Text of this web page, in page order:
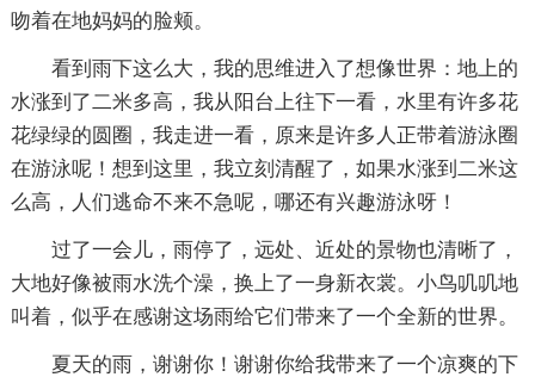
吻着在地妈妈的脸颊。
看到雨下这么大，我的思维进入了想像世界：地上的
水涨到了二米多高，我从阳台上往下一看，水里有许多花
花绿绿的圆圈，我走进一看，原来是许多人正带着游泳圈
在游泳呢！想到这里，我立刻清醒了，如果水涨到二米这
么高，人们逃命不来不急呢，哪还有兴趣游泳呀！
过了一会儿，雨停了，远处、近处的景物也清晰了，
大地好像被雨水洗个澡，换上了一身新衣裳。小鸟叽叽地
叫着，似乎在感谢这场雨给它们带来了一个全新的世界。
夏天的雨，谢谢你！谢谢你给我带来了一个凉爽的下